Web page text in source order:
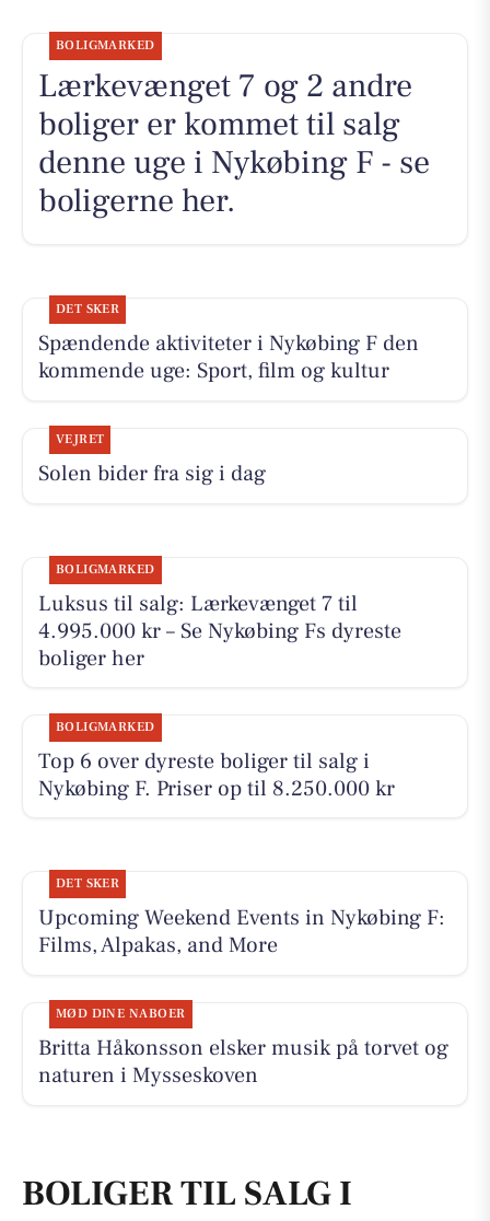
BOLIGMARKED
Lærkevænget 7 og 2 andre
boliger er kommet til salg
denne uge i Nykøbing F - se
boligerne her.
DET SKER
Spændende aktiviteter i Nykøbing F den
kommende uge: Sport, film og kultur
VEJRET
Solen bider fra sig i dag
BOLIGMARKED
Luksus til salg: Lærkevænget 7 til
4.995.000 kr – Se Nykøbing Fs dyreste
boliger her
BOLIGMARKED
Top 6 over dyreste boliger til salg i
Nykøbing F. Priser op til 8.250.000 kr
DET SKER
Upcoming Weekend Events in Nykøbing F:
Films, Alpakas, and More
MØD DINE NABOER
Britta Håkonsson elsker musik på torvet og
naturen i Mysseskoven
BOLIGER TIL SALG I